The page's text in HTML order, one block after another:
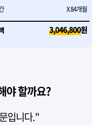
X84개월
3,046,800원
야 할까요?
입니다."